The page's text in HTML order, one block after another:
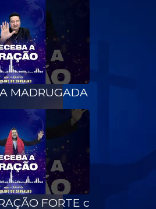
MADRUGADA com o
FORTE com o